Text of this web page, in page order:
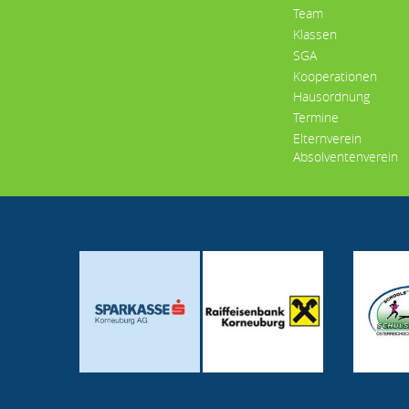
Team
Klassen
SGA
Kooperationen
Hausordnung
Termine
Elternverein
Absolventenverein